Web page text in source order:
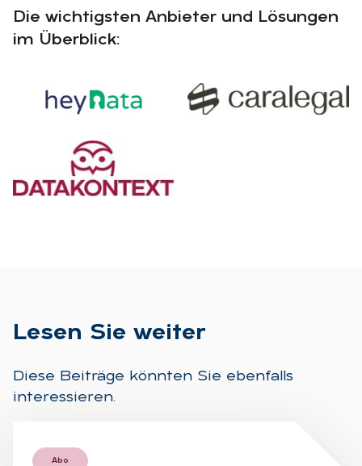
Die wichtigsten Anbieter und Lösungen
im Überblick:
Le­sen Sie wei­ter
Diese Beiträge könnten Sie ebenfalls
interessieren.
Abo